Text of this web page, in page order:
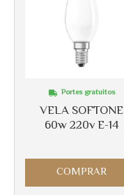
VELA SOFTONE
60w 220v E-14
Portes gratuitos
COMPRAR
Más info